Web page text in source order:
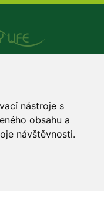
nástroje s
obsahu a
návštěvnosti.